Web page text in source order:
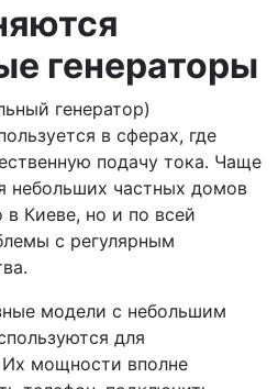
генераторы
генератор)
в сферах, где
подачу тока. Чаще
небольших частных домов
Киеве, но и по всей
с регулярным
модели с небольшим
для
Их мощности вполне